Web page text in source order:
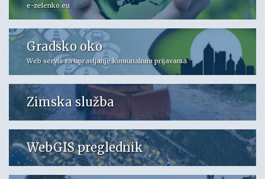
e-zelenko.eu
Gradsko oko
Web servis za upravljanje komunalnim prijavama
Zimska služba
WebGIS preglednik